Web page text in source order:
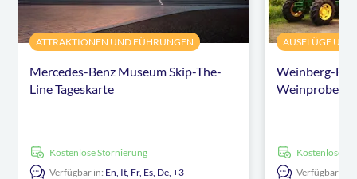
ATTRAKTIONEN UND FÜHRUNGEN
Mercedes-Benz Museum Skip-The-
Line Tageskarte
kostenlose Stornierung
Verfügbar in: En, It, Fr, Es, De,+3
AUSFLÜGE UND
Weinberg-
Weinprobe
kostenlose
Verfügbar in: